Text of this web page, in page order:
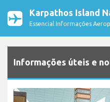
Karpathos Island
Essencial Informações
Informações úteis e